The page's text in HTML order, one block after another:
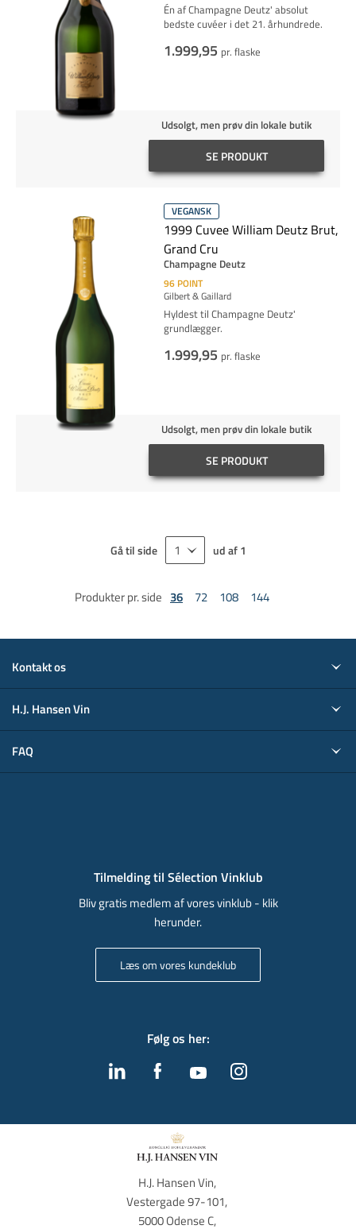
Én af Champagne Deutz' absolut
bedste cuvéer i det 21. århundrede.
1.999,95 pr. flaske
Udsolgt, men prøv din lokale butik
SE PRODUKT
VEGANSK
1999 Cuvee William Deutz Brut,
Grand Cru
Champagne Deutz
96 POINT
Gilbert & Gaillard
Hyldest til Champagne Deutz'
grundlægger.
1.999,95 pr. flaske
Udsolgt, men prøv din lokale butik
SE PRODUKT
Gå til side ud af 1
Produkter pr. side 36 72 108 144
Kontakt os
H.J. Hansen Vin
FAQ
Tilmelding til Sélection Vinklub
Bliv gratis medlem af vores vinklub - klik
herunder.
Læs om vores kundeklub
Følg os her:
H.J. Hansen Vin,
Vestergade 97-101,
5000 Odense C,